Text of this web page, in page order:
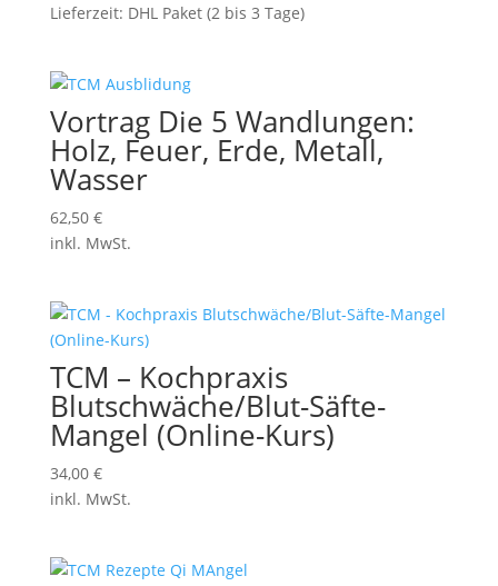
Lieferzeit: DHL Paket (2 bis 3 Tage)
Vortrag Die 5 Wandlungen:
Holz, Feuer, Erde, Metall,
Wasser
62,50 €
inkl. MwSt.
TCM – Kochpraxis
Blutschwäche/Blut-Säfte-
Mangel (Online-Kurs)
34,00 €
inkl. MwSt.